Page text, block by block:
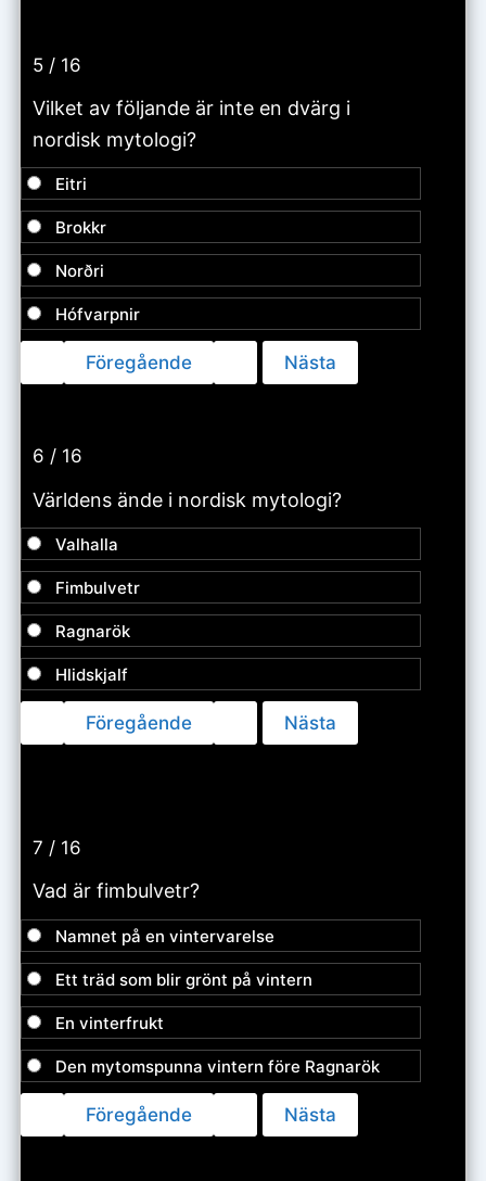
5 / 16
Vilket av följande är inte en dvärg i
nordisk mytologi?
Eitri
Brokkr
Norðri
Hófvarpnir
6 / 16
Världens ände i nordisk mytologi?
Valhalla
Fimbulvetr
Ragnarök
Hlidskjalf
7 / 16
Vad är fimbulvetr?
Namnet på en vintervarelse
Ett träd som blir grönt på vintern
En vinterfrukt
Den mytomspunna vintern före Ragnarök